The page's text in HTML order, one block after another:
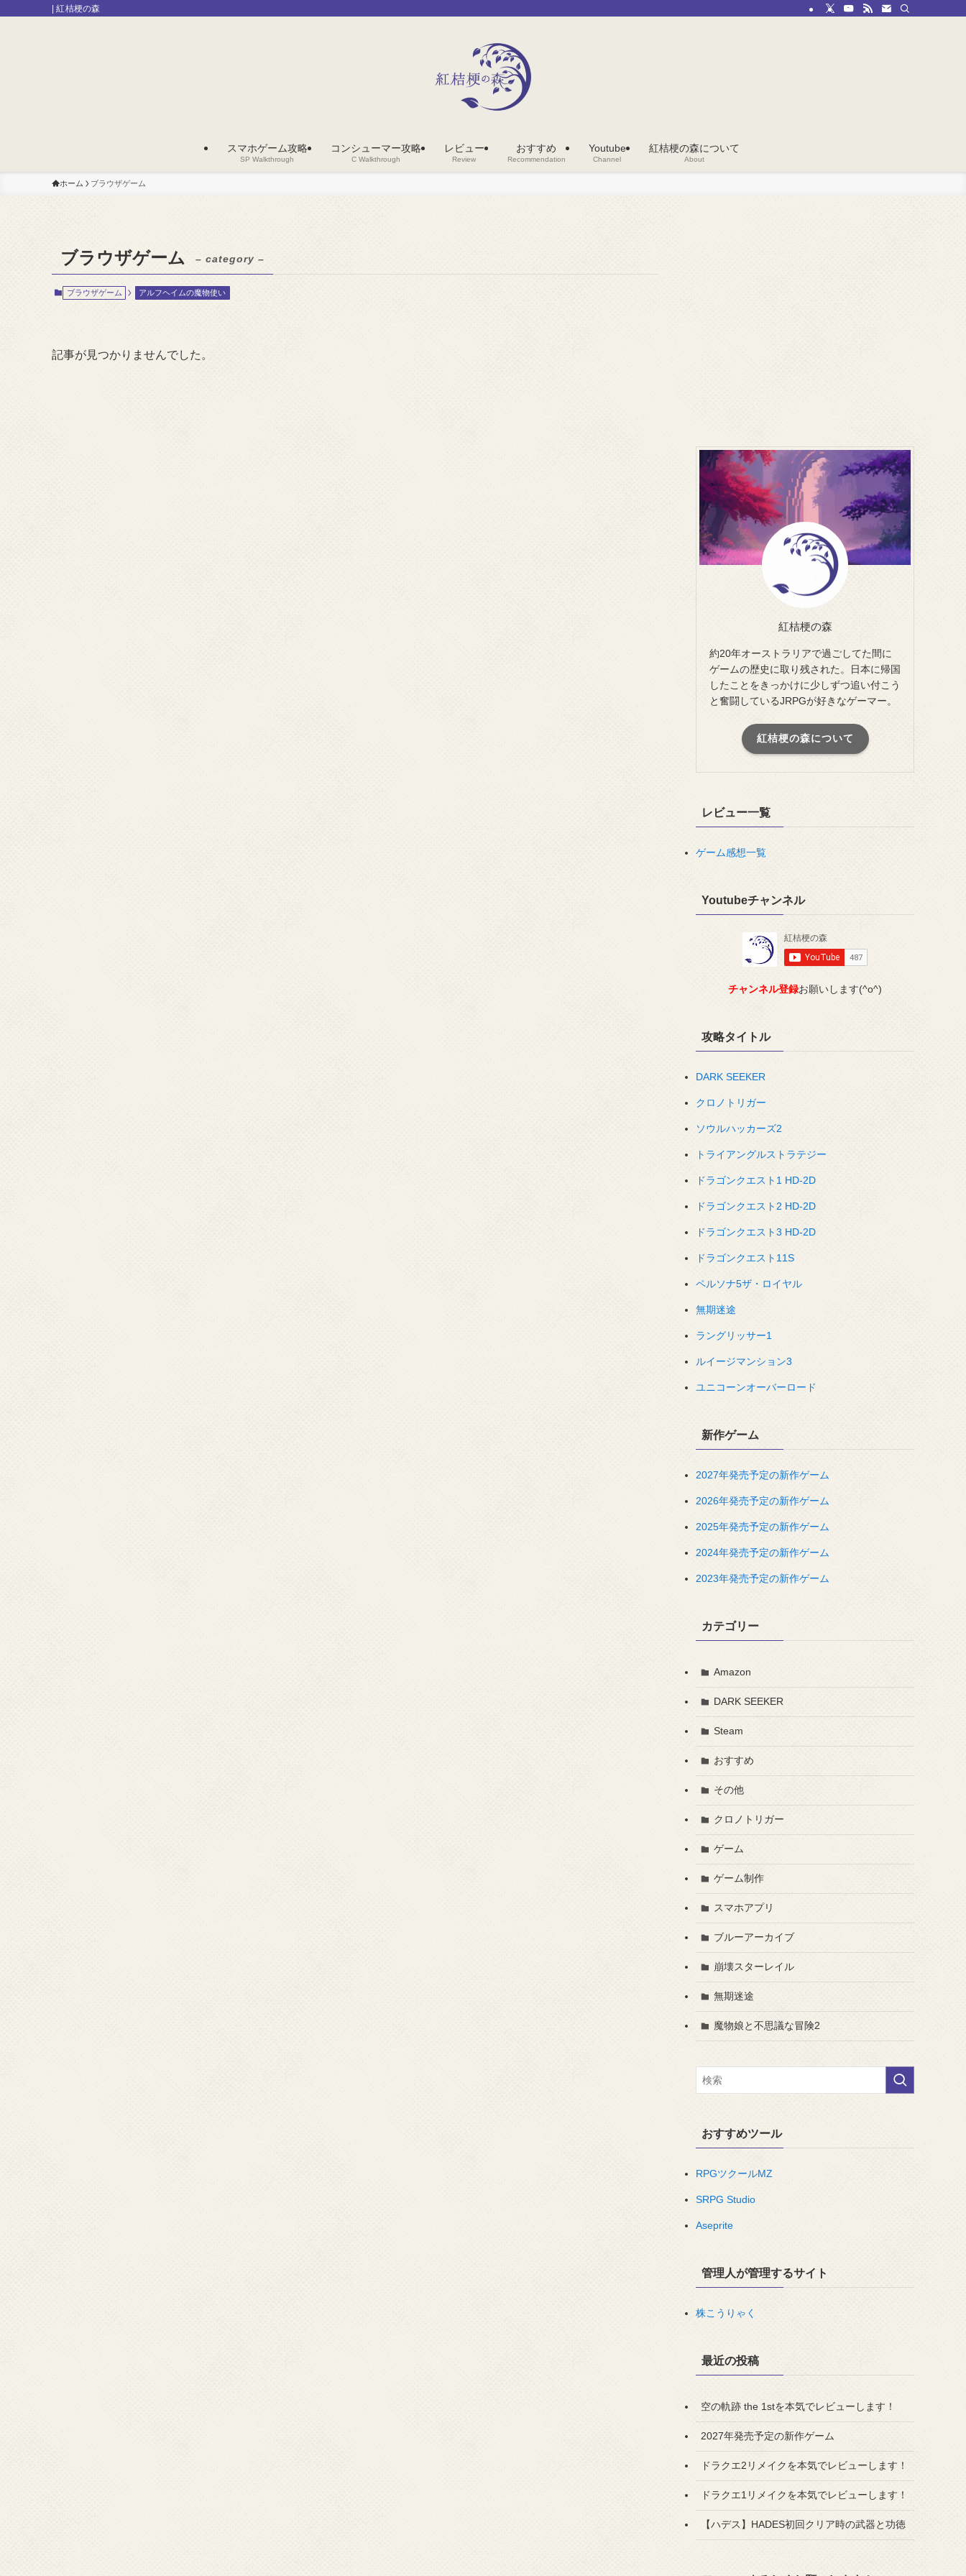
| 紅桔梗の森
スマホゲーム攻略
SP Walkthrough
コンシューマー攻略
C Walkthrough
レビュー
Review
おすすめ
Recommendation
Youtube
Channel
紅桔梗の森について
About
ホーム ブラウザゲーム
ブラウザゲーム – category –
ブラウザゲーム アルフヘイムの魔物使い
記事が見つかりませんでした。
紅桔梗の森
約20年オーストラリアで過ごしてた間に
ゲームの歴史に取り残された。日本に帰国
したことをきっかけに少しずつ追い付こう
と奮闘しているJRPGが好きなゲーマー。
紅桔梗の森について
レビュー一覧
ゲーム感想一覧
Youtubeチャンネル
チャンネル登録お願いします(^o^)
攻略タイトル
DARK SEEKER
クロノトリガー
ソウルハッカーズ2
トライアングルストラテジー
ドラゴンクエスト1 HD-2D
ドラゴンクエスト2 HD-2D
ドラゴンクエスト3 HD-2D
ドラゴンクエスト11S
ペルソナ5ザ・ロイヤル
無期迷途
ラングリッサー1
ルイージマンション3
ユニコーンオーバーロード
新作ゲーム
2027年発売予定の新作ゲーム
2026年発売予定の新作ゲーム
2025年発売予定の新作ゲーム
2024年発売予定の新作ゲーム
2023年発売予定の新作ゲーム
カテゴリー
Amazon
DARK SEEKER
Steam
おすすめ
その他
クロノトリガー
ゲーム
ゲーム制作
スマホアプリ
ブルーアーカイブ
崩壊スターレイル
無期迷途
魔物娘と不思議な冒険2
おすすめツール
RPGツクールMZ
SRPG Studio
Aseprite
管理人が管理するサイト
株こうりゃく
最近の投稿
空の軌跡 the 1stを本気でレビューします！
2027年発売予定の新作ゲーム
ドラクエ2リメイクを本気でレビューします！
ドラクエ1リメイクを本気でレビューします！
【ハデス】HADES初回クリア時の武器と功徳